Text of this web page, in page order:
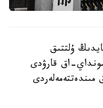
ۇلتتىق
اق قارۋدى
مىندەتتەمەلەردى